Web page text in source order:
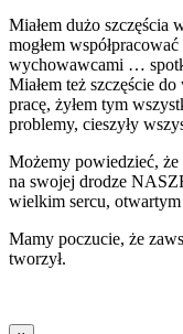
Miałem dużo szczęścia
mogłem
wychowawcami …
Miałem też szczęście
pracę, żyłem tym
problemy, cieszyły
Możemy powiedzieć,
na swojej drodze
wielkim sercu,
Mamy poczucie, że
tworzył.